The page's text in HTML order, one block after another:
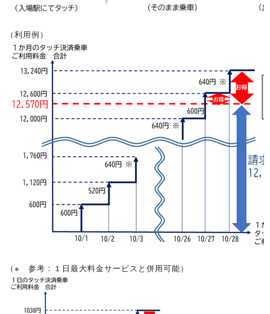
（利用例）
（※ 参考：１日最大料金サービスと併用可能）